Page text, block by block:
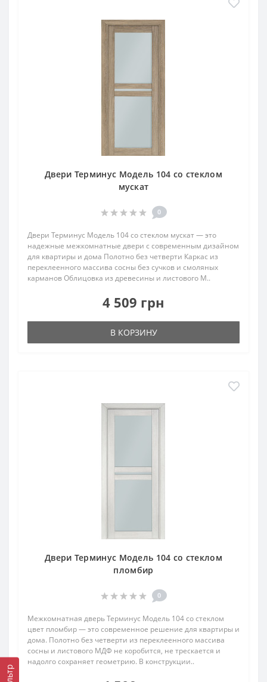
Двери Терминус Модель 104 со стеклом
мускат
0
Двери Терминус Модель 104 со стеклом мускат — это
надежные межкомнатные двери с современным дизайном
для квартиры и дома Полотно без четверти Каркас из
переклеенного массива сосны без сучков и смоляных
карманов Облицовка из древесины и листового М..
4 509 грн
В КОРЗИНУ
Двери Терминус Модель 104 со стеклом
пломбир
0
Межкомнатная дверь Терминус Модель 104 со стеклом
цвет пломбир — это современное решение для квартиры и
дома. Полотно без четверти из переклеенного массива
сосны и листового МДФ не коробится, не трескается и
надолго сохраняет геометрию. В конструкции..